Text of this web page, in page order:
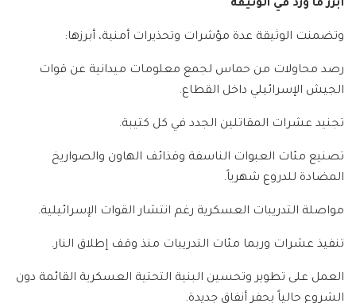
أبرز ما ورد في الوثيقة
وتضمنت الوثيقة عدة مؤشرات وتحذيرات أمنية، أبرزها:
رصد محاولات من حماس لجمع معلومات ميدانية عن قوات
الجيش الإسرائيلي داخل القطاع.
تجنيد عشرات المقاتلين الجدد في كل كتيبة.
تصنيع مئات العبوات الناسفة وقذائف الهاون والصواريخ
المضادة للدروع شهرياً.
مواصلة التدريبات العسكرية رغم انتشار القوات الإسرائيلية.
تنفيذ عشرات وربما مئات التدريبات منذ وقف إطلاق النار.
العمل على تطوير وتحسين البنية التحتية العسكرية القائمة دون
الشروع حالياً بحفر أنفاق جديدة.